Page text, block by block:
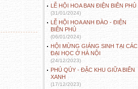
LỄ HỘI HOA BAN ĐIỆN BIÊN PHỦ
(31/01/2024)
LỄ HỘI HOA ANH ĐÀO - ĐIỆN
BIÊN PHỦ
(06/01/2024)
HỘI MỪNG GIÁNG SINH TẠI CÁC
ĐẠI HỌC Ở HÀ NỘI
(24/12/2023)
PHÚ QÚY - ĐẶC KHU GIỮA BIỂN
XANH
(17/12/2023)